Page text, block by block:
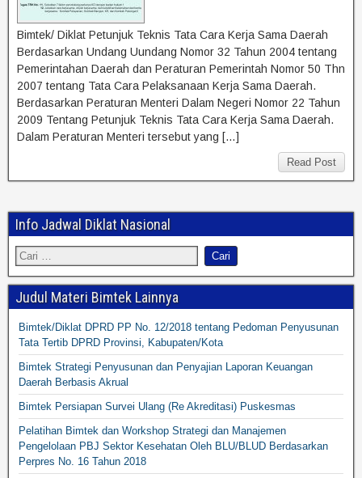
Bimtek/ Diklat Petunjuk Teknis Tata Cara Kerja Sama Daerah
Berdasarkan Undang Uundang Nomor 32 Tahun 2004 tentang
Pemerintahan Daerah dan Peraturan Pemerintah Nomor 50 Thn
2007 tentang Tata Cara Pelaksanaan Kerja Sama Daerah.
Berdasarkan Peraturan Menteri Dalam Negeri Nomor 22 Tahun
2009 Tentang Petunjuk Teknis Tata Cara Kerja Sama Daerah.
Dalam Peraturan Menteri tersebut yang […]
Read Post
Info Jadwal Diklat Nasional
Judul Materi Bimtek Lainnya
Bimtek/Diklat DPRD PP No. 12/2018 tentang Pedoman Penyusunan
Tata Tertib DPRD Provinsi, Kabupaten/Kota
Bimtek Strategi Penyusunan dan Penyajian Laporan Keuangan
Daerah Berbasis Akrual
Bimtek Persiapan Survei Ulang (Re Akreditasi) Puskesmas
Pelatihan Bimtek dan Workshop Strategi dan Manajemen
Pengelolaan PBJ Sektor Kesehatan Oleh BLU/BLUD Berdasarkan
Perpres No. 16 Tahun 2018